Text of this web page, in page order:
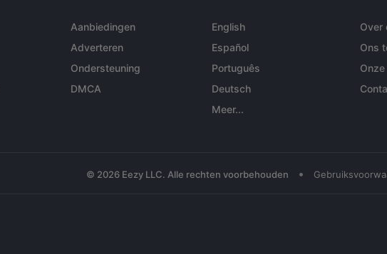
Aanbiedingen
Adverteren
Ondersteuning
DMCA
English
Español
Português
Deutsch
Meer...
Over
Ons
© 2026 Eezy LLC. Alle rechten voorbehouden •